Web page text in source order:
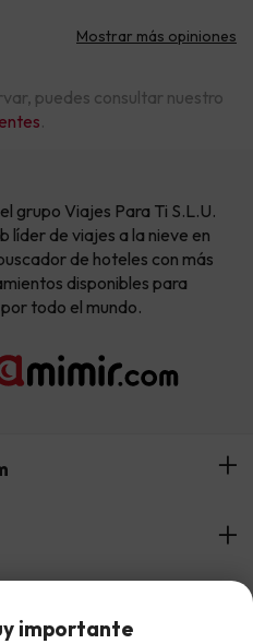
Mostrar más opiniones
puedes consultar nuestro
.
grupo Viajes Para Ti S.L.U.
líder de viajes a la nieve en
de hoteles con más
disponibles para
todo el mundo.
importante